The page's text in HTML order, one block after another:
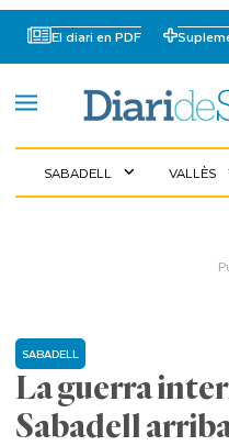
El diari en PDF
SABADELL expand_more VALLÈS
La guerra
Sabadell
SABADELL